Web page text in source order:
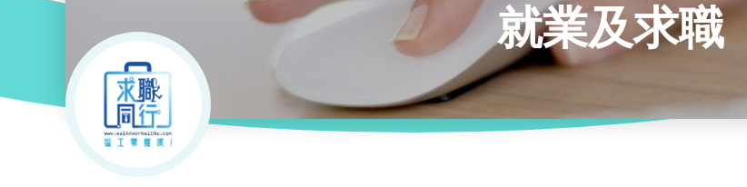
葵涌邨旭葵樓 - 葵涌社區服務中心
青衣區 – 青衣綜合服務中心
荃灣區 – 梨木樹綜合服務中心
中醫保健
美容 美髮
酒店
職業語文 健康護理
旅遊
技能提升課程
中醫保健 健康護理
物業管理及保安 社會服務
商業
少數族裔人士課程
手語課程
急救課程
新春注連繩
和諧粉彩畫(兒童) Sweet Heart 甜品工房
麥理浩餐廳
融藝工房
融藝坊
最新資訊 / 招聘會
求職錦囊
僱主及企業服務
就業及求職